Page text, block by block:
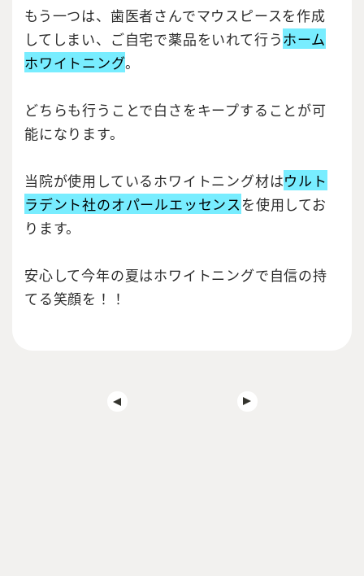
もう一つは、歯医者さんでマウスピースを作成
してしまい、ご自宅で薬品をいれて行うホーム
ホワイトニング。
どちらも行うことで白さをキープすることが可
能になります。
当院が使用しているホワイトニング材はウルト
ラデント社のオパールエッセンスを使用してお
ります。
安心して今年の夏はホワイトニングで自信の持
てる笑顔を！！